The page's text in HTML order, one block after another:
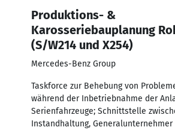
Produktions- &
Karosseriebauplanung
(S/W214 und X254)
Mercedes-Benz Group
Taskforce zur Behebung von
während der Inbetriebnahme der
Serienfahrzeuge; Schnittstelle
Instandhaltung, Generalunternehmer